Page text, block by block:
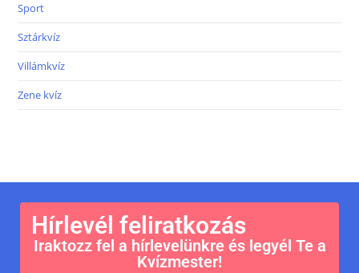
Sport
Sztárkvíz
Villámkvíz
Zene kvíz
Hírlevél feliratkozás
Iraktozz fel a hírlevelünkre és legyél Te a
Kvízmester!